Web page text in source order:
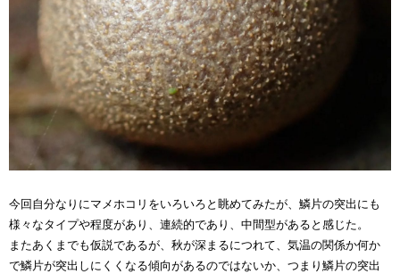
今回自分なりにマメホコリをいろいろと眺めてみたが、鱗片の突出にも
様々なタイプや程度があり、連続的であり、中間型があると感じた。
またあくまでも仮説であるが、秋が深まるにつれて、気温の関係か何か
で鱗片が突出しにくくなる傾向があるのではないか、つまり鱗片の突出